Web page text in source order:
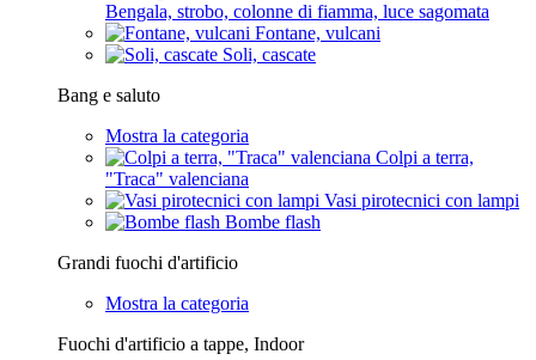
Bengala, strobo, colonne di fiamma, luce sagomata
Fontane, vulcani
Soli, cascate
Bang e saluto
Mostra la categoria
Colpi a terra,
"Traca" valenciana
Vasi pirotecnici con lampi
Bombe flash
Grandi fuochi d'artificio
Mostra la categoria
Fuochi d'artificio a tappe, Indoor